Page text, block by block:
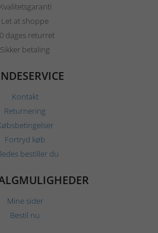
Kvalitetsgaranti
Let at shoppe
dages returret
Sikker betaling
Kontakt
Returnering
Fortryd køb
bestiller du
Mine sider
Bestil nu